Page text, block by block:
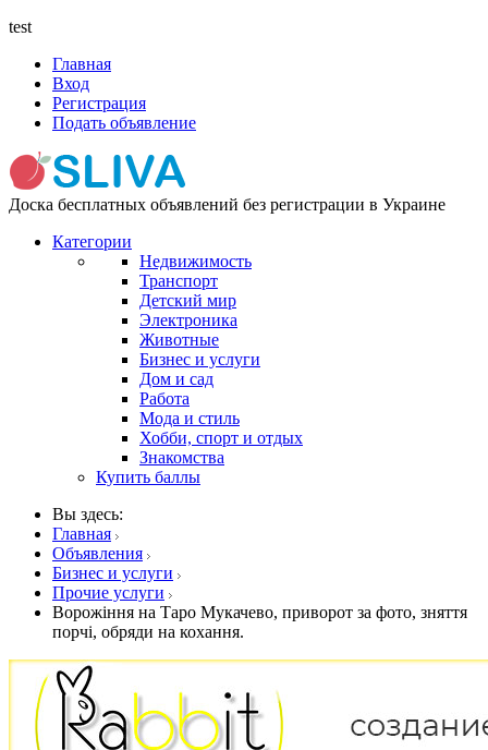
test
Главная
Вход
Регистрация
Подать объявление
Доска бесплатных объявлений без регистрации в Украине
Категории
Недвижимость
Транспорт
Детский мир
Электроника
Животные
Бизнес и услуги
Дом и сад
Работа
Мода и стиль
Хобби, спорт и отдых
Знакомства
Купить баллы
Вы здесь:
Главная
Объявления
Бизнес и услуги
Прочие услуги
Ворожіння на Таро Мукачево, приворот за фото, зняття
порчі, обряди на кохання.